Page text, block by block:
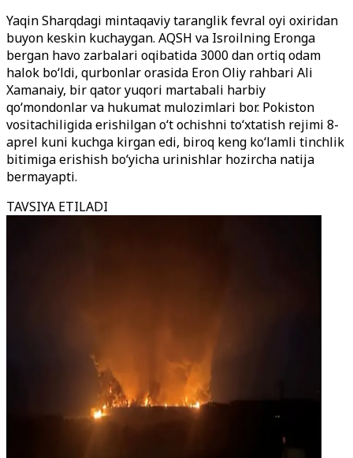
Yaqin Sharqdagi mintaqaviy taranglik fevral oyi oxiridan
buyon keskin kuchaygan. AQSH va Isroilning Eronga
bergan havo zarbalari oqibatida 3000 dan ortiq odam
halok bo‘ldi, qurbonlar orasida Eron Oliy rahbari Ali
Xamanaiy, bir qator yuqori martabali harbiy
qo‘mondonlar va hukumat mulozimlari bor. Pokiston
vositachiligida erishilgan o‘t ochishni to‘xtatish rejimi 8-
aprel kuni kuchga kirgan edi, biroq keng ko‘lamli tinchlik
bitimiga erishish bo‘yicha urinishlar hozircha natija
bermayapti.
TAVSIYA ETILADI